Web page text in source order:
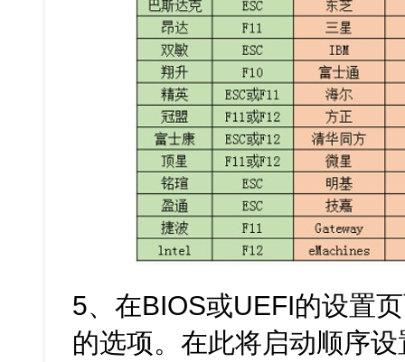
5、在BIOS或UEFI的设置
的选项。在此将启动顺序